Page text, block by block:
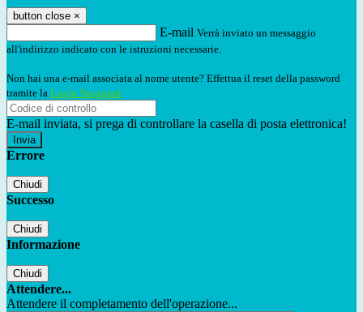
button close ×
E-mail Verrà inviato un messaggio
all'indirizzo indicato con le istruzioni necessarie.
Non hai una e-mail associata al nome utente? Effettua il reset della password
tramite la Login Spaggiari
E-mail inviata, si prega di controllare la casella di posta elettronica!
Errore
Chiudi
Successo
Chiudi
Informazione
Chiudi
Attendere...
Attendere il completamento dell'operazione...